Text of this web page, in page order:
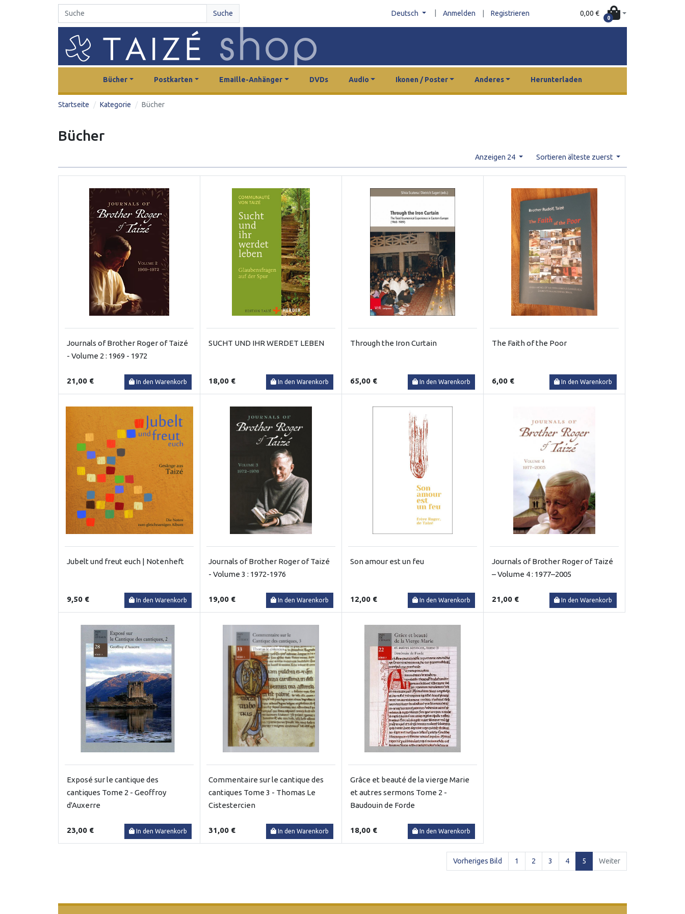
Suche Deutsch Anmelden Registrieren 0,00 €
0
Bücher Postkarten Emaille-Anhänger DVDs Audio Ikonen / Poster Anderes Herunterladen
Startseite Kategorie Bücher
Bücher
Anzeigen 24 Sortieren älteste zuerst
Journals of Brother Roger of Taizé
- Volume 2 : 1969 - 1972
21,00 € In den Warenkorb
SUCHT UND IHR WERDET LEBEN
18,00 € In den Warenkorb
Through the Iron Curtain
65,00 € In den Warenkorb
The Faith of the Poor
6,00 € In den Warenkorb
Jubelt und freut euch | Notenheft
9,50 € In den Warenkorb
Journals of Brother Roger of Taizé
- Volume 3 : 1972-1976
19,00 € In den Warenkorb
Son amour est un feu
12,00 € In den Warenkorb
Journals of Brother Roger of Taizé
– Volume 4 : 1977–2005
21,00 € In den Warenkorb
Exposé sur le cantique des
cantiques Tome 2 - Geoffroy
d'Auxerre
23,00 € In den Warenkorb
Commentaire sur le cantique des
cantiques Tome 3 - Thomas Le
Cistestercien
31,00 € In den Warenkorb
Grâce et beauté de la vierge Marie
et autres sermons Tome 2 -
Baudouin de Forde
18,00 € In den Warenkorb
Vorheriges Bild 1 2 3 4 5 (current)
Weiter